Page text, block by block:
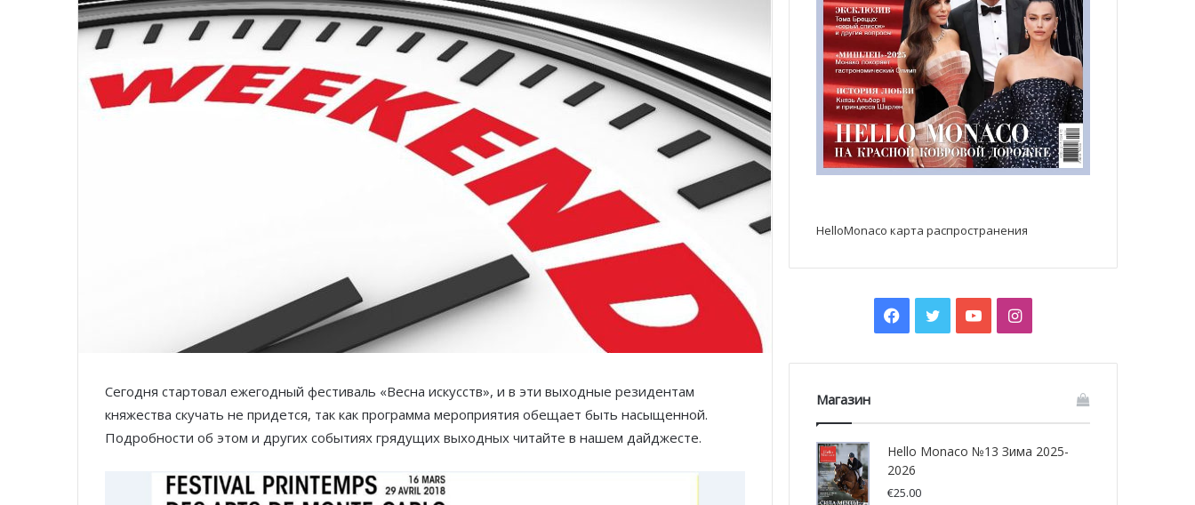
Сегодня стартовал ежегодный фестиваль «Весна искусств», и в эти выходные резидентам
княжества скучать не придется, так как программа мероприятия обещает быть насыщенной.
Подробности об этом и других событиях грядущих выходных читайте в нашем дайджесте.
HelloMonaco карта распространения
Facebook
TwitterYouTubeInstagram
Магазин
Hello Monaco №13 Зима 2025-
2026
€25.00